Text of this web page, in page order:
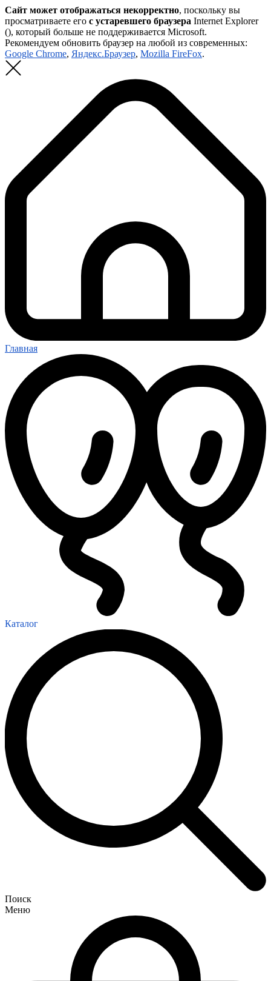
Сайт может отображаться некорректно, поскольку вы
просматриваете его с устаревшего браузера Internet Explorer
(), который больше не поддерживается Microsoft.
Рекомендуем обновить браузер на любой из современных:
Google Chrome, Яндекс.Браузер, Mozilla FireFox.
Главная
Каталог
Поиск
Меню